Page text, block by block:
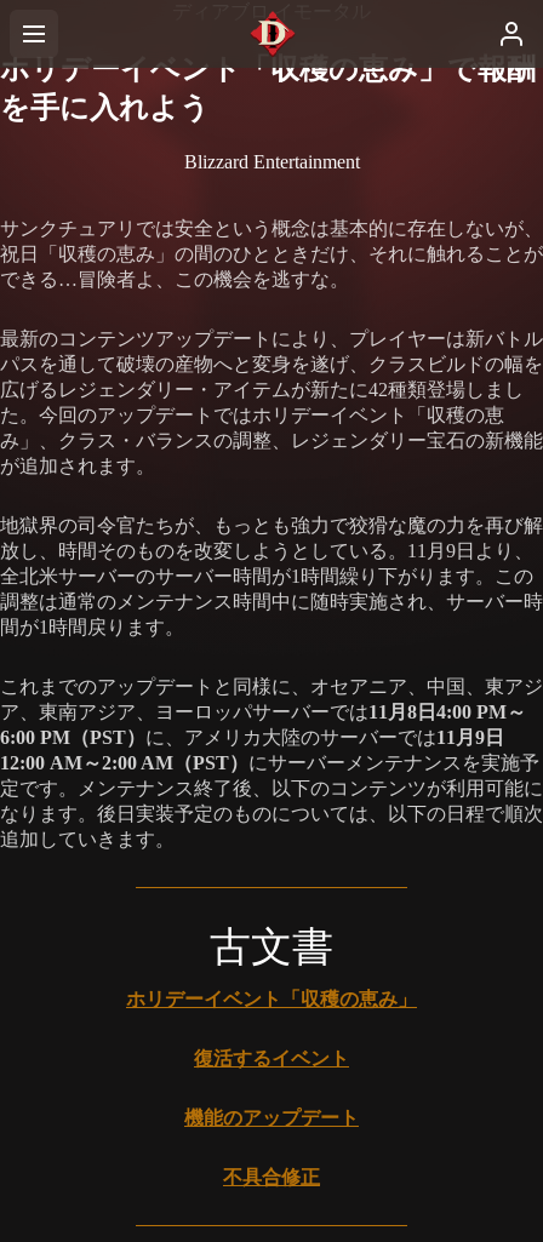
ディアブロ イモータル
ホリデーイベント「収穫の恵み」で報酬
を手に入れよう
Blizzard Entertainment
サンクチュアリでは安全という概念は基本的に存在しないが、
祝日「収穫の恵み」の間のひとときだけ、それに触れることが
できる…冒険者よ、この機会を逃すな。
最新のコンテンツアップデートにより、プレイヤーは新バトル
パスを通して破壊の産物へと変身を遂げ、クラスビルドの幅を
広げるレジェンダリー・アイテムが新たに42種類登場しまし
た。今回のアップデートではホリデーイベント「収穫の恵
み」、クラス・バランスの調整、レジェンダリー宝石の新機能
が追加されます。
地獄界の司令官たちが、もっとも強力で狡猾な魔の力を再び解
放し、時間そのものを改変しようとしている。11月9日より、
全北米サーバーのサーバー時間が1時間繰り下がります。この
調整は通常のメンテナンス時間中に随時実施され、サーバー時
間が1時間戻ります。
これまでのアップデートと同様に、オセアニア、中国、東アジ
ア、東南アジア、ヨーロッパサーバーでは11月8日4:00 PM～
6:00 PM（PST） に、アメリカ大陸のサーバーでは11月9日
12:00 AM～2:00 AM（PST） にサーバーメンテナンスを実施予
定です。メンテナンス終了後、以下のコンテンツが利用可能に
なります。後日実装予定のものについては、以下の日程で順次
追加していきます。
古文書
ホリデーイベント「収穫の恵み」
復活するイベント
機能のアップデート
不具合修正